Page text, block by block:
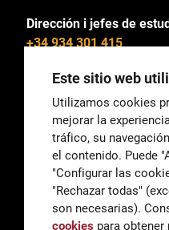
Dirección i jefes de
+34 934 301 415
General
Información
Este sitio web
Utilizamos cookies
mejorar la
tráfico, su
el contenido. Puede
"Configurar las
"Rechazar todas"
son necesarias).
cookies para